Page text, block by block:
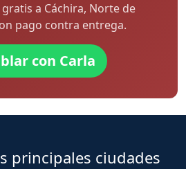
a Cáchira, Norte de
pago contra entrega.
con Carla
principales ciudades